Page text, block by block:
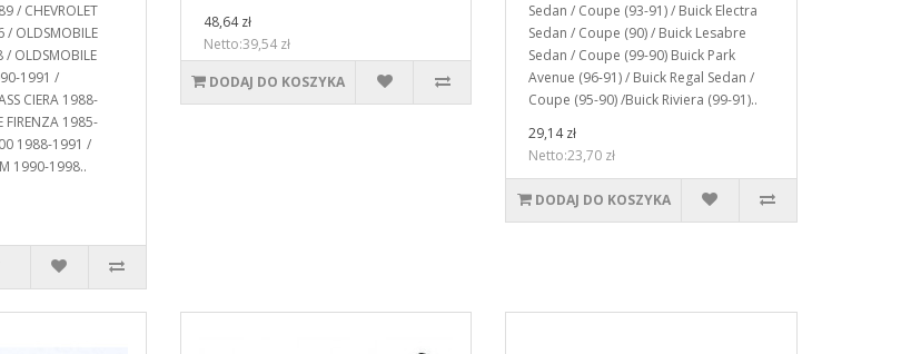
/ CHEVROLET
/ OLDSMOBILE
OLDSMOBILE
1991 /
CIERA 1988-
FIRENZA 1985-
1988-1991 /
1990-1998..
48,64 zł
Netto:39,54 zł
DODAJ DO KOSZYKA
Sedan / Coupe (93-91) / Buick Electra
Sedan / Coupe (90) / Buick Lesabre
Sedan / Coupe (99-90) Buick Park
Avenue (96-91) / Buick Regal Sedan /
Coupe (95-90) /Buick Riviera (99-91)..
29,14 zł
Netto:23,70 zł
DODAJ DO KOSZYKA